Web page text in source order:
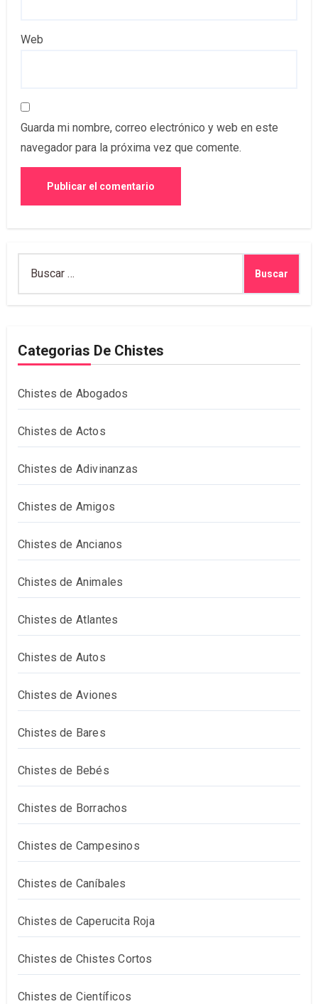
Web
Guarda mi nombre, correo electrónico y web en este
navegador para la próxima vez que comente.
Categorias De Chistes
Chistes de Abogados
Chistes de Actos
Chistes de Adivinanzas
Chistes de Amigos
Chistes de Ancianos
Chistes de Animales
Chistes de Atlantes
Chistes de Autos
Chistes de Aviones
Chistes de Bares
Chistes de Bebés
Chistes de Borrachos
Chistes de Campesinos
Chistes de Caníbales
Chistes de Caperucita Roja
Chistes de Chistes Cortos
Chistes de Científicos